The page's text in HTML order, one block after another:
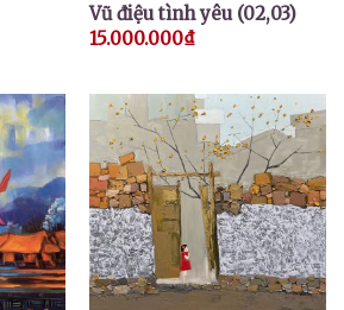
Vũ điệu tình yêu (02,03)
15.000.000₫